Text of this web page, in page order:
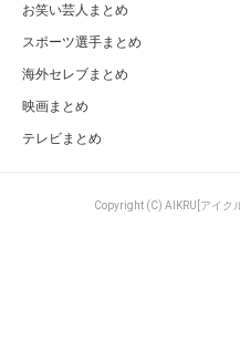
お笑い芸人まとめ
スポーツ選手まとめ
海外セレブまとめ
映画まとめ
テレビまとめ
Copyright (C) AIKRU[アイク